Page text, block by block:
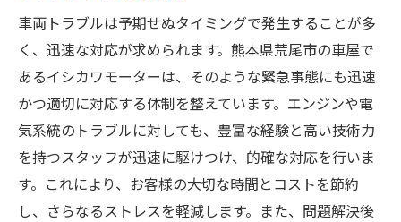
車両トラブルは予期せぬタイミングで発生することが多
く、迅速な対応が求められます。熊本県荒尾市の車屋で
あるイシカワモーターは、そのような緊急事態にも迅速
かつ適切に対応する体制を整えています。エンジンや電
気系統のトラブルに対しても、豊富な経験と高い技術力
を持つスタッフが迅速に駆けつけ、的確な対応を行いま
す。これにより、お客様の大切な時間とコストを節約
し、さらなるストレスを軽減します。また、問題解決後